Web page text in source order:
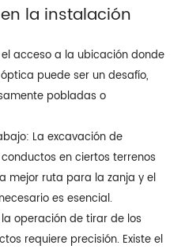
la instalación
acceso a la ubicación donde
puede ser un desafío,
pobladas o
La excavación de
en ciertos terrenos
mejor ruta para la zanja y el
es esencial.
operación de tirar de los
requiere precisión. Existe el